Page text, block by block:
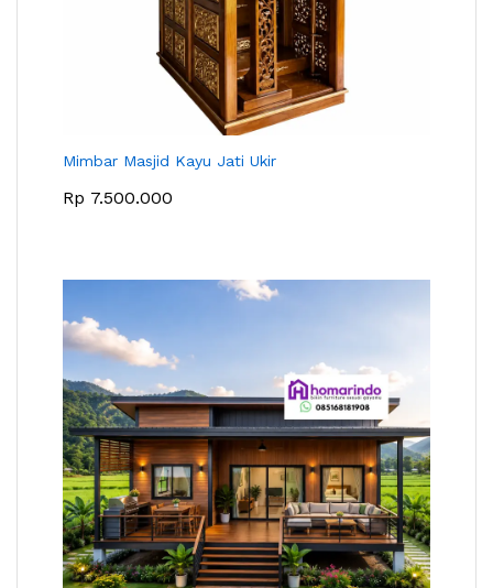
Mimbar Masjid Kayu Jati Ukir
Rp 7.500.000